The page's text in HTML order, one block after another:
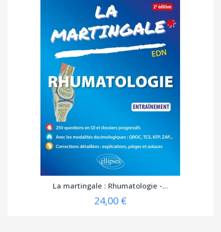
La martingale : Rhumatologie -...
24,00 €